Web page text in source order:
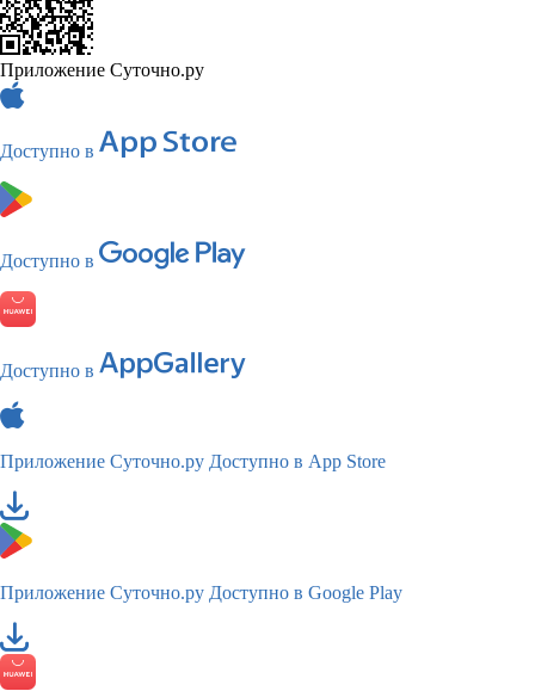
Приложение Суточно.ру
Доступно в
Доступно в
Доступно в
Приложение Суточно.ру Доступно в App Store
Приложение Суточно.ру Доступно в Google Play